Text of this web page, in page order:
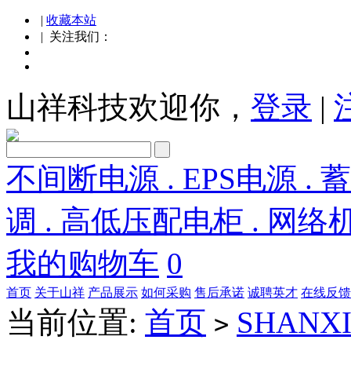
| 收藏本站
| 关注我们：
山祥科技欢迎你， 登录 |
不间断电源 . EPS电源 .
调 . 高低压配电柜 . 网络
我的购物车 0
首页 关于山祥 产品展示 如何采购 售后承诺 诚聘英才 在线反馈
当前位置: 首页 >